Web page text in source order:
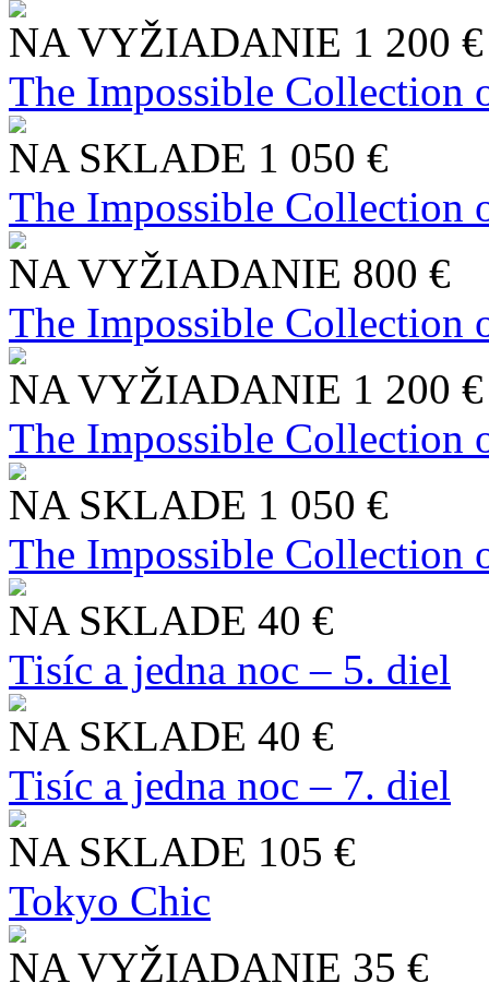
NA VYŽIADANIE 1 200 €
The Impossible Collection
NA SKLADE 1 050 €
The Impossible Collection
NA VYŽIADANIE 800 €
The Impossible Collection
NA VYŽIADANIE 1 200 €
The Impossible Collection
NA SKLADE 1 050 €
The Impossible Collection
NA SKLADE 40 €
Tisíc a jedna noc – 5. diel
NA SKLADE 40 €
Tisíc a jedna noc – 7. diel
NA SKLADE 105 €
Tokyo Chic
NA VYŽIADANIE 35 €